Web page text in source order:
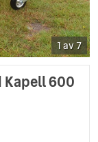
1 av 7
Kapell 600